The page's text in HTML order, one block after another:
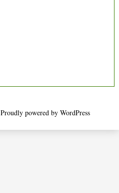
Proudly powered by WordPress